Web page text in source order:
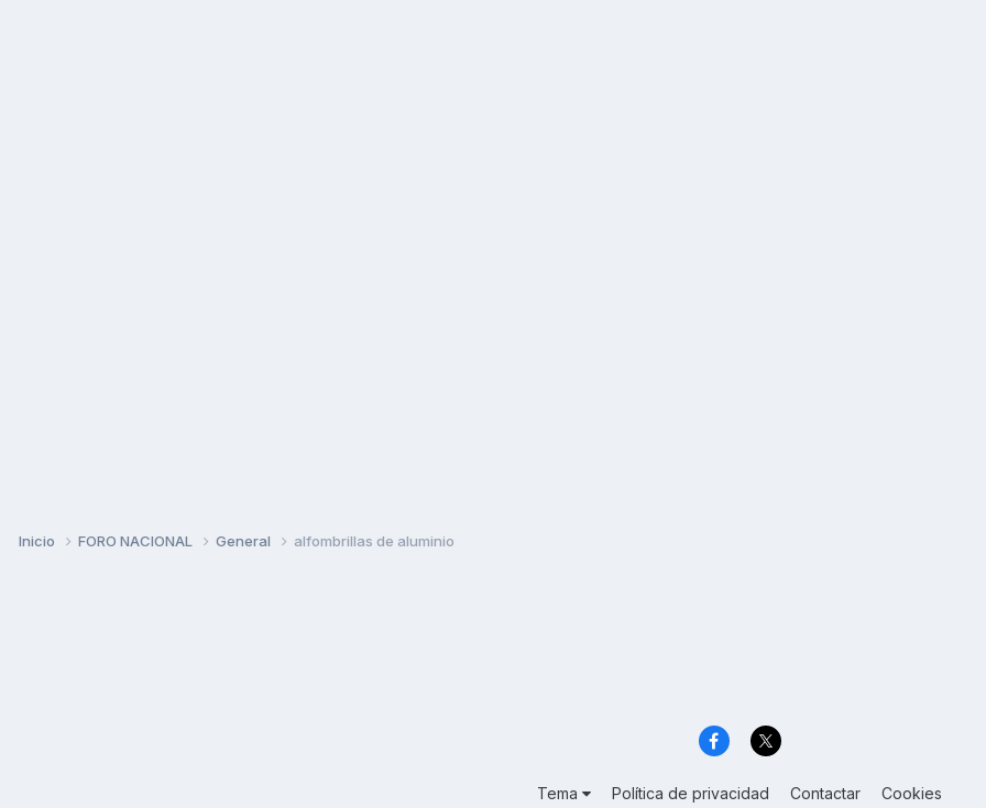
Inicio FORO NACIONAL General alfombrillas de aluminio
Tema Política de privacidad Contactar Cookies